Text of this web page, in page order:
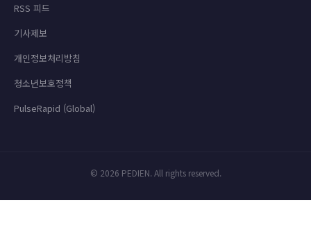
RSS 피드
기사제보
개인정보처리방침
청소년보호정책
PulseRapid (Global)
© 2026 PEDIEN. All rights reserved.